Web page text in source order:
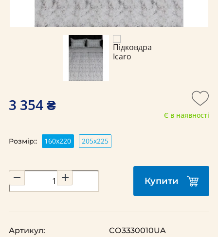
3 354 ₴
Є в наявності
Розмір:: 160х220 205х225
Купити
Артикул:
CО3330010UA